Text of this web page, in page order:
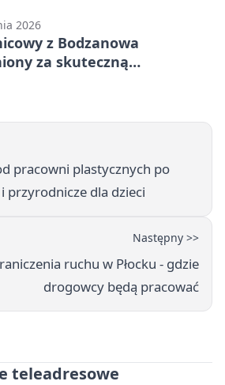
2026
z Bodzanowa
za skuteczną
pracowni plastycznych po
przyrodnicze dla dzieci
Następny >>
ruchu w Płocku - gdzie
drogowcy będą pracować
teleadresowe